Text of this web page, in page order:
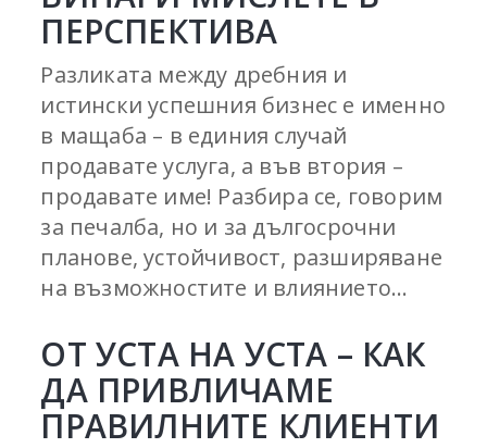
ПЕРСПЕКТИВА
Разликата между дребния и
истински успешния бизнес е именно
в мащаба – в единия случай
продавате услуга, а във втория –
продавате име! Разбира се, говорим
за печалба, но и за дългосрочни
планове, устойчивост, разширяване
на възможностите и влиянието...
ОТ УСТА НА УСТА – КАК
ДА ПРИВЛИЧАМЕ
ПРАВИЛНИТЕ КЛИЕНТИ